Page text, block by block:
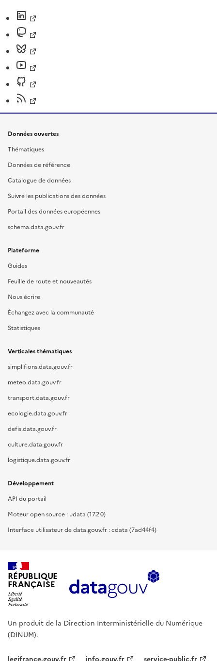
Données ouvertes
Thématiques
Données de référence
Catalogue de données
Suivre les publications des données
Portail des données européennes
schema.data.gouv.fr
Plateforme
Guides
Feuille de route et nouveautés
Nous écrire
Échangez avec la communauté
Statistiques
Verticales thématiques
simplifions.data.gouv.fr
meteo.data.gouv.fr
transport.data.gouv.fr
ecologie.data.gouv.fr
defis.data.gouv.fr
culture.data.gouv.fr
logistique.data.gouv.fr
Développement
API du portail
Moteur open source : udata (17.2.0)
Interface utilisateur de data.gouv.fr : cdata (7ad44f4)
RÉPUBLIQUE
FRANÇAISE
Un produit de la Direction Interministérielle du Numérique
(DINUM).